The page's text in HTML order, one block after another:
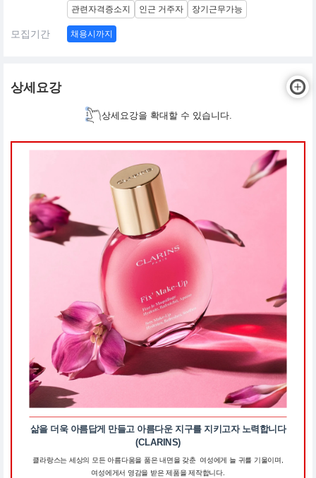
관련자격증소지
인근 거주자 장기근무가능
모집기간 채용시까지
상세요강
상세요강을 확대할 수 있습니다.
삶을 더욱 아름답게 만들고 아름다운 지구를 지키고자 노력합니다
(CLARINS)
클라랑스는 세상의 모든 아름다움을 품은 내면을 갖춘 여성에게 늘 귀를 기울이며,
여성에게서 영감을 받은 제품을 제작합니다.